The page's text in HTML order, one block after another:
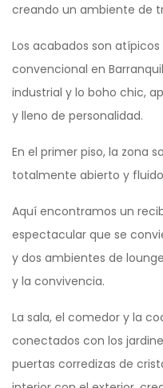
creando un ambiente de
Los acabados son
convencional en
industrial y lo boho chic,
y lleno de personalidad.
En el primer piso, la zona
totalmente abierto y
Aquí encontramos un
espectacular que se
y dos ambientes de
y la convivencia.
La sala, el comedor y la
conectados con los
puertas corredizas de